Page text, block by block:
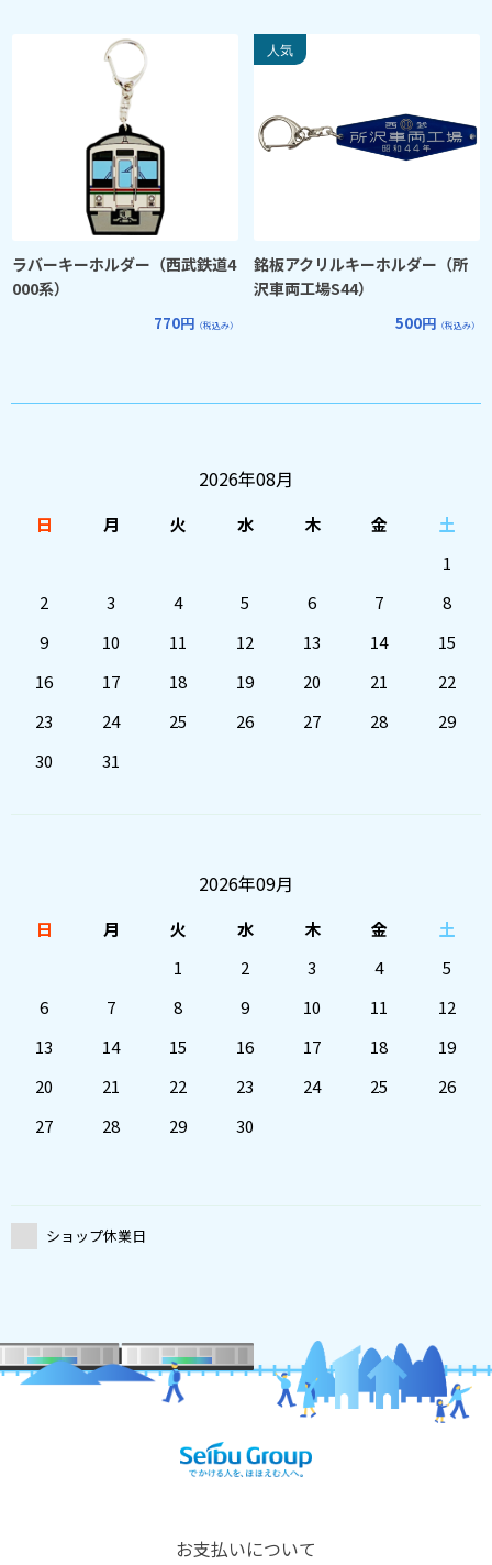
ラバーキーホルダー（西武鉄道4
000系）
770円 （税込み）
銘板アクリルキーホルダー（所
沢車両工場S44）
500円 （税込み）
2026年08月
日 月 火 水 木 金
土
1
2
3 4 5 6 7
8
9
10 11 12 13 14
15
16
17 18 19 20 21
22
23
24 25 26 27 28
29
30
31
2026年09月
日 月 火 水 木 金
土
1
2 3 4
5
6
7 8 9 10 11
12
13
14 15 16 17 18
19
20
21 22 23 24 25
26
27
28 29 30
ショップ休業日
お支払いについて